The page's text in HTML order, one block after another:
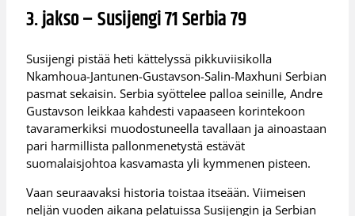
3. jakso – Susijengi 71 Serbia 79
Susijengi pistää heti kättelyssä pikkuviisikolla
Nkamhoua-Jantunen-Gustavson-Salin-Maxhuni Serbian
pasmat sekaisin. Serbia syöttelee palloa seinille, Andre
Gustavson leikkaa kahdesti vapaaseen korintekoon
tavaramerkiksi muodostuneella tavallaan ja ainoastaan
pari harmillista pallonmenetystä estävät
suomalaisjohtoa kasvamasta yli kymmenen pisteen.
Vaan seuraavaksi historia toistaa itseään. Viimeisen
neljän vuoden aikana pelatuissa Susijengin ja Serbian